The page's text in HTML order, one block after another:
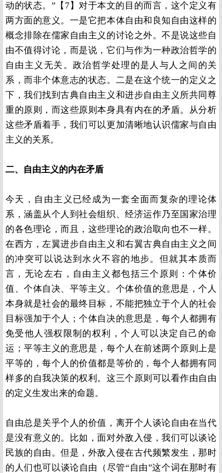
动的状态。”【 7】对于本文的目的而言，这个定义有
两方面的意义。一是它把本体自由和良知自由这样的
概念排除在儒家自由主义的讨论之外。不是说这些自
由不值得讨论，而是说，它们与作为一种政治哲学的
自由主义无关。政治哲学处理的是人与人之间的关
系，而非个体意志的状态。二是在这个统一的定义之
下，我们找到古典自由主义和进步自由主义所共同尊
重的原则，而这些原则本身具有内在的矛盾。从分析
这些矛盾着手，我们可以更加清晰地认识儒家与自由
主义的关系。
二、自由主义的内在矛盾
今天，自由主义已经成为一套全面而复杂的理论体
系，涵盖从个人到社会组织、经济运作乃至国家治理
的各色理论，而且，这些理论的政治取向也不一样。
在西方，左翼进步自由主义和右翼古典自由主义之间
的冲突可以说达到水火不容的地步。但就其本质而
言，无论左右，自由主义都包括三个原则：个体价
值、个体自决、平等主义。个体价值的意思是，个人
本身就是社会的最终目标，不能把独立于个人的社会
目标强加于个人；个体自决的意思是，每个人都拥有
免受他人强权限制的权利，个人可以决定自己的命
运；平等主义的意思是，每个人在前述两个原则上是
平等的，每个人的价值都是等价的，每个人都拥有同
样多的自我决策的权利。这三个原则可以看作由自由
的定义生发出来的命题。
自由总是关乎个人的价值，离开个人谈论自由在当代
是没有意义的。比如，面对外敌入侵，我们可以谈论
民族的自由。但是，外敌入侵在古代频繁发生，那时
的人们也可以谈论自由（尽管“自由”这个词在那时有